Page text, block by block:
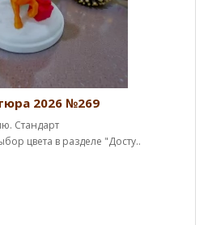
2026 №269
Стандарт
цвета в разделе "Досту..